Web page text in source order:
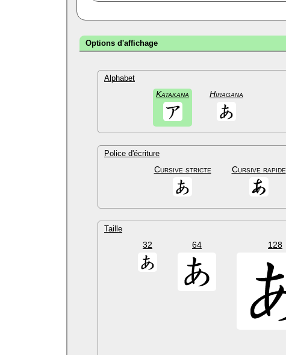
Options d'affichage
Alphabet
Katakana Hiragana
Police d'écriture
Cursive stricte Cursive rapide
Taille
32 64 128